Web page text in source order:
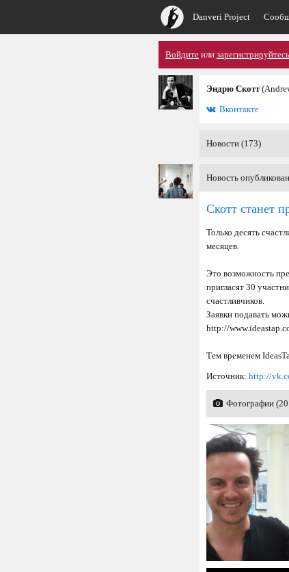
Danveri Project
Войдите или зарегистрируйтесь
Эндрю Скотт
Вконтакте
Новости (173)
Новость
Скотт станет
Только десять
месяцев.
Это возможность
пригласят 30
счастливчиков.
Заявки подавать
http://
Тем временем
Источник: http://
Фотографии